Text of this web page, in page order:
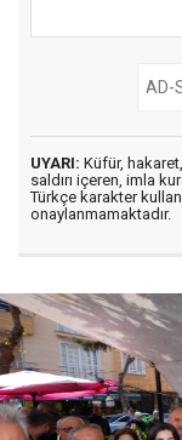
UYARI: Küfür,
saldırı içeren, imla
Türkçe karakter
onaylanmamaktadır.